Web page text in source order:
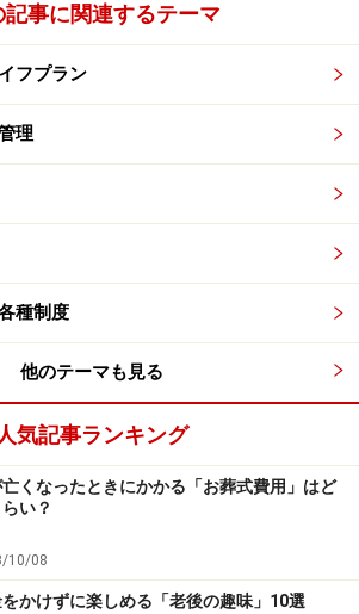
ほうが受取総額は多くなる計算です。
命がいつなのかは誰にも分かりませ
討することです。
択肢となる3つのケース
受給が選択肢になるケースについて
安がある、あるいは持病などがある方
て今現在の安心を確保するのも選択
窮している場合
まで待つことで借金をしたり生活が
スクがあるなら、繰上げをして、生活
とを検討してみましょう。
記事に関連するテーマ
フプラン
理
種制度
他のテーマも見る
気記事ランキング
くなったときにかかる「お葬式費用」はど
い？
10/08
をかけずに楽しめる「老後の趣味」10選